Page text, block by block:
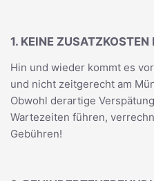
1. KEINE
Hin und wieder kommt es
und nicht zeitgerecht am
Obwohl derartige
Wartezeiten führen,
Gebühren!